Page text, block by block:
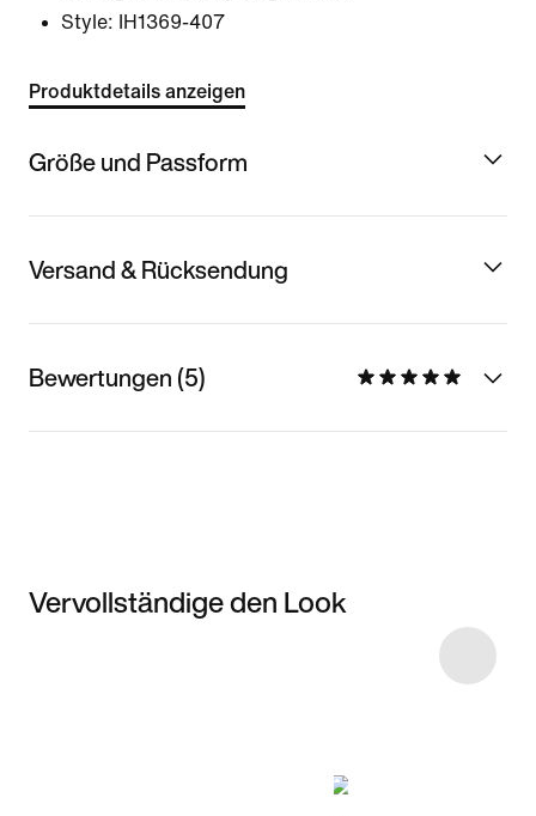
Style:
IH1369-407
Produktdetails anzeigen
Größe und Passform
Versand & Rücksendung
Bewertungen (5)
Vervollständige den Look